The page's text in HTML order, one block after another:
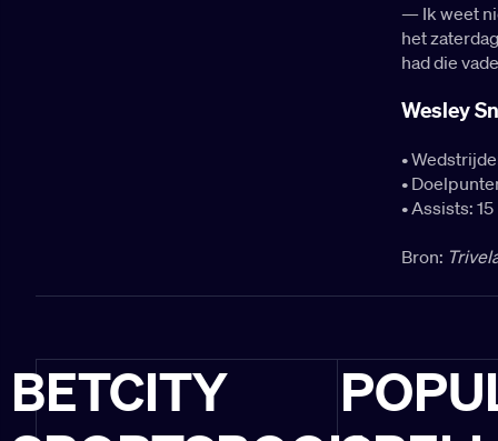
— Ik weet
het
had die
Wesley
•
•
• Assists: 15
Bron:
BETCITY